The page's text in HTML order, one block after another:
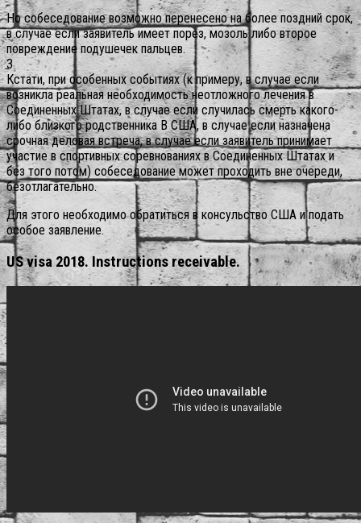
Но собеседование возможно перенесено на более поздний срок,
в случае если заявитель имеет порез, мозоль либо второе
повреждение подушечек пальцев.
3
Кстати, при особенных событиях (к примеру, в случае если
возникла реальная необходимость неотложного лечения в
Соединенных Штатах, в случае если случилась смерть какого-
либо близкого родственника В США, в случае если назначена
срочная деловая встреча, в случае если заявитель принимает
участие в спортивных соревнованиях в Соединенных Штатах и
без того потом) собеседование может проходить вне очереди,
безотлагательно.
Для этого необходимо обратиться в консульство США и подать
особое заявление.
US visa 2018. Instructions receivable.